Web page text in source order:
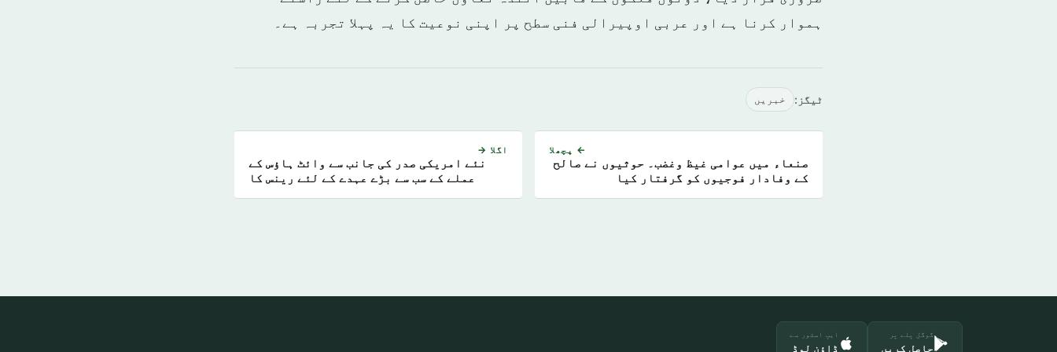
ہموار کرنا ہے اور عربی اوپیرالی فنی سطح پر اپنی نوعیت کا یہ پہلا تجربہ ہے۔
ٹیگز: خبريں
← پچھلا
صنعاء میں عوامی غیظ وغضب۔ حوثیوں نے صالح
کے وفادار فوجیوں کو گرفتار کیا
اگلا →
نئے امریکی صدر کی جانب سے وائٹ ہاؤس کے
عملے کے سب سے بڑے عہدے کے لئے رینس کا
گوگل پلے پر
حاصل کریں
ایپ اسٹور سے
ڈاؤن لوڈ